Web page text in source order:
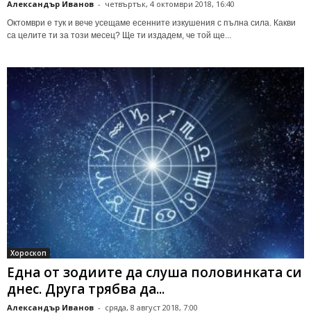
Александър Иванов - четвъртък, 4 октомври 2018, 16:40
Октомври е тук и вече усещаме есенните изкушения с пълна сила. Какви
са целите ти за този месец? Ще ти издадем, че той ще...
Хороскоп
Една от зодиите да слуша половинката си
днес. Друга трябва да...
Александър Иванов - сряда, 8 август 2018, 7:00